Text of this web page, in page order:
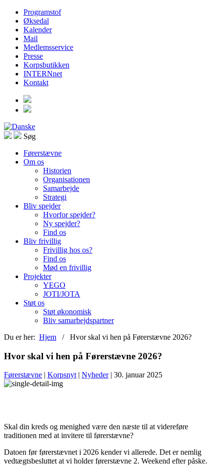
Programstof
Øksedal
Kalender
Mail
Medlemsservice
Presse
Korpsbutikken
INTERNnet
Kontakt
Søg
Førerstævne
Om os
Historien
Organisationen
Samarbejde
Strategi
Bliv spejder
Hvorfor spejder?
Ny spejder?
Find os
Bliv frivillig
Frivillig hos os?
Find os
Mød en frivillig
Projekter
YEGO
JOTI/JOTA
Støt os
Støt økonomisk
Bliv samarbejdspartner
Du er her: Hjem / Hvor skal vi hen på Førerstævne 2026?
Hvor skal vi hen på Førerstævne 2026?
Førerstævne | Korpsnyt| Nyheder| 30. januar 2025
Skal din kreds og menighed være den næste til at videreføre
traditionen med at invitere til førerstævne?
Datoen før førerstævnet i 2026 kender vi allerede. Det er nemlig
vedtægtsbesluttet at vi holder førerstævne 2. Weekend efter påske.